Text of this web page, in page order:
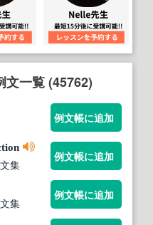
文一覧 (45762)
例文帳に追加
集
例文帳に追加
集
例文帳に追加